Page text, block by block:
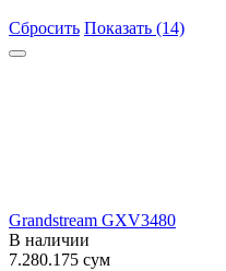
Сбросить Показать (14)
Grandstream GXV3480
В наличии
7.280.175 сум